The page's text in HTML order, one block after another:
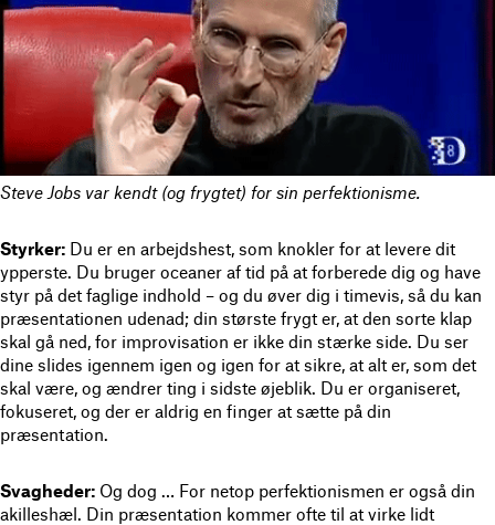
Steve Jobs var kendt (og frygtet) for sin perfektionisme.
Styrker: Du er en arbejdshest, som knokler for at levere dit
ypperste. Du bruger oceaner af tid på at forberede dig og have
styr på det faglige indhold – og du øver dig i timevis, så du kan
præsentationen udenad; din største frygt er, at den sorte klap
skal gå ned, for improvisation er ikke din stærke side. Du ser
dine slides igennem igen og igen for at sikre, at alt er, som det
skal være, og ændrer ting i sidste øjeblik. Du er organiseret,
fokuseret, og der er aldrig en finger at sætte på din
præsentation.
Svagheder: Og dog … For netop perfektionismen er også din
akilleshæl. Din præsentation kommer ofte til at virke lidt